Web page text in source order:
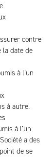
contre
date de
à l’un
à autre.
à l’un
a des
de se